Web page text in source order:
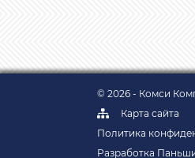
© 2026 - Комси
Карта сайта
Политика
Разработка